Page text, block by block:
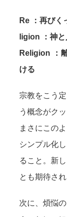
Re ：再びく
ligion ：神と
Religion ：
ける
宗教をこう
う概念がク
まさにこの
シンプル化
ること。新
とも期待され
次に、煩悩